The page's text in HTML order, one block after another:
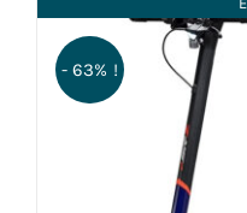
- 63% !